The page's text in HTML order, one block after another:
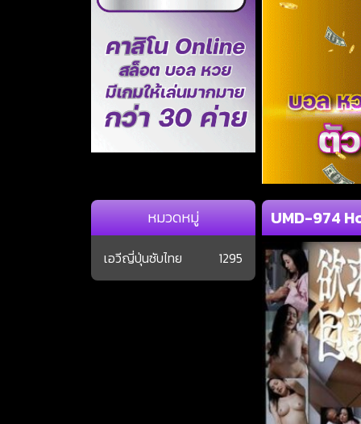
UMD-974
หมวดหมู่
เอวีญี่ปุ่นซับไทย 1295